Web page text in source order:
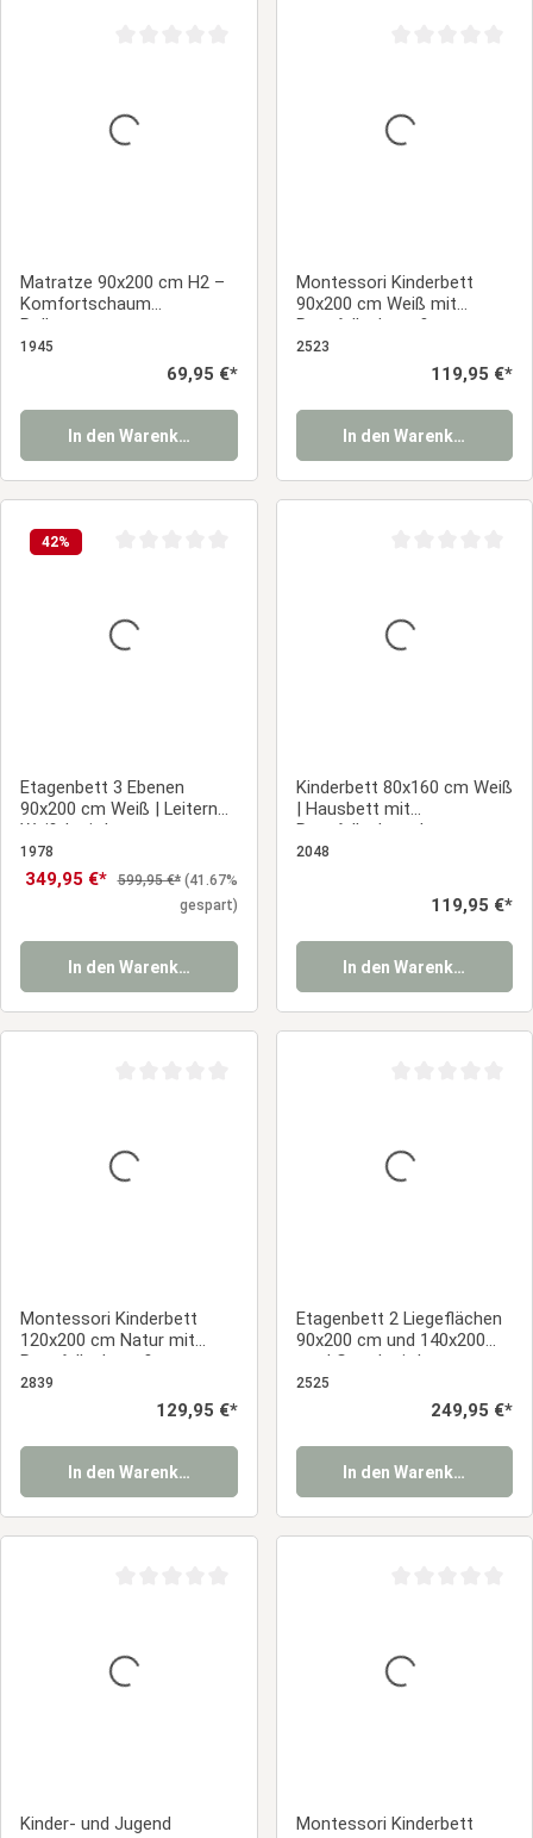
Matratze 90x200 cm H2 –
Komfortschaum
Rollmatratze,
Schaumstoffmatratze mit
waschbarem Bezug &
1945
Regulärer Preis:
69,95 €*
In den Warenkorb
Montessori Kinderbett
90x200 cm Weiß mit
Rausfallschutz &
Lattenrost – Bodenbett
aus massivem Holz
2523
Regulärer Preis:
119,95 €*
In den Warenkorb
42%
Etagenbett 3 Ebenen
90x200 cm Weiß | Leitern
Weiß | mit Lattenrost
1978
Verkaufspreis:
349,95 €* Regulärer Preis:
599,95 €* (41.67%
gespart)
In den Warenkorb
Kinderbett 80x160 cm Weiß
| Hausbett mit
Rausfallschutz |
Montessori | Einzelbett |
2048
Regulärer Preis:
119,95 €*
In den Warenkorb
Montessori Kinderbett
120x200 cm Natur mit
Rausfallschutz &
Lattenrost – Bodenbett
aus massivem Holz
2839
Regulärer Preis:
129,95 €*
In den Warenkorb
Etagenbett 2 Liegeflächen
90x200 cm und 140x200
cm | Grau | mit Lattenrost
2525
Regulärer Preis:
249,95 €*
In den Warenkorb
Kinder- und Jugend
Montessori Kinderbett